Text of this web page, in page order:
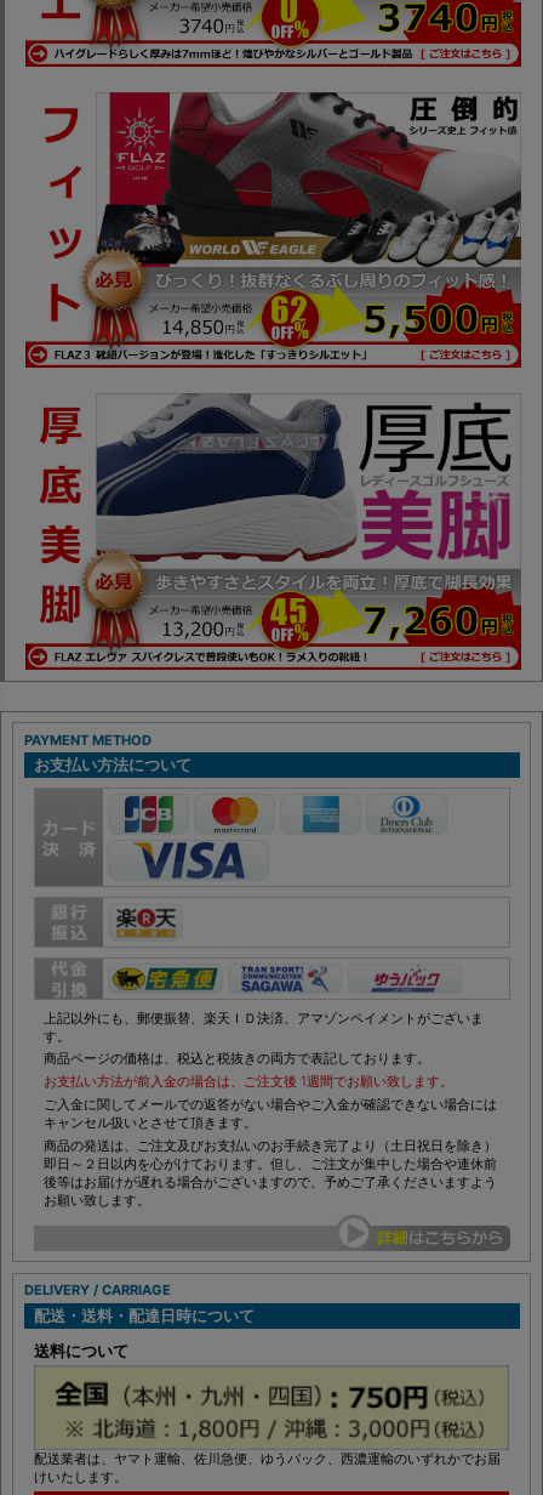
PAYMENT METHOD
お支払い方法について
上記以外にも、郵便振替、楽天ＩＤ決済、アマゾンペイメントがございま
す。
商品ページの価格は、税込と税抜きの両方で表記しております。
お支払い方法が前入金の場合は、ご注文後 1週間でお願い致します。
ご入金に関してメールでの返答がない場合やご入金が確認できない場合には
キャンセル扱いとさせて頂きます。
商品の発送は、ご注文及びお支払いのお手続き完了より（土日祝日を除き）
即日～２日以内を心がけております。但し、ご注文が集中した場合や連休前
後等はお届けが遅れる場合がございますので、予めご了承くださいますよう
お願い致します。
DELIVERY / CARRIAGE
配送・送料・配達日時について
送料について
配送業者は、ヤマト運輸、佐川急便、ゆうパック、西濃運輸のいずれかでお届
けいたします。